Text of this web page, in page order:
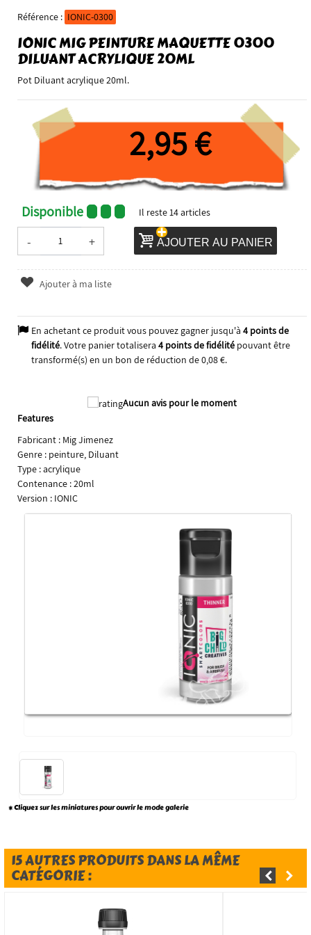
Référence : IONIC-0300
IONIC MIG PEINTURE MAQUETTE 0300
DILUANT ACRYLIQUE 20ML
Pot Diluant acrylique 20ml.
2,95 €
Disponible Il reste14articles
- + AJOUTER AU PANIER
Ajouter à ma liste
En achetant ce produit vous pouvez gagner jusqu'à 4points de
fidélité. Votre panier totalisera 4points de fidélitépouvant être
transformé(s) en un bon de réduction de0,08 €.
Aucun avis pour le moment
Features
Fabricant : Mig Jimenez
Genre : peinture, Diluant
Type : acrylique
Contenance : 20ml
Version : IONIC
2025
* Cliquez sur les miniatures pour ouvrir le mode galerie
15 AUTRES PRODUITS DANS LA MÊME
CATÉGORIE :